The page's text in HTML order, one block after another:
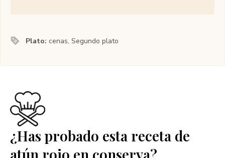
Plato: cenas, Segundo plato
¿Has probado esta receta de
atún rojo en conserva?